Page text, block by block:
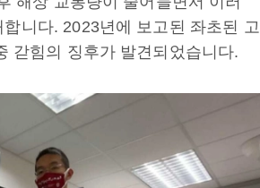
니다. 2023년에 보고된 좌초된 고
갇힘의 징후가 발견되었습니다.